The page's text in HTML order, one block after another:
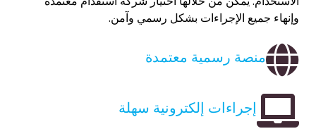
وإنهاء جميع الإجراءات بشكل رسمي وآمن.
منصة رسمية معتمدة
إجراءات إلكترونية سهلة